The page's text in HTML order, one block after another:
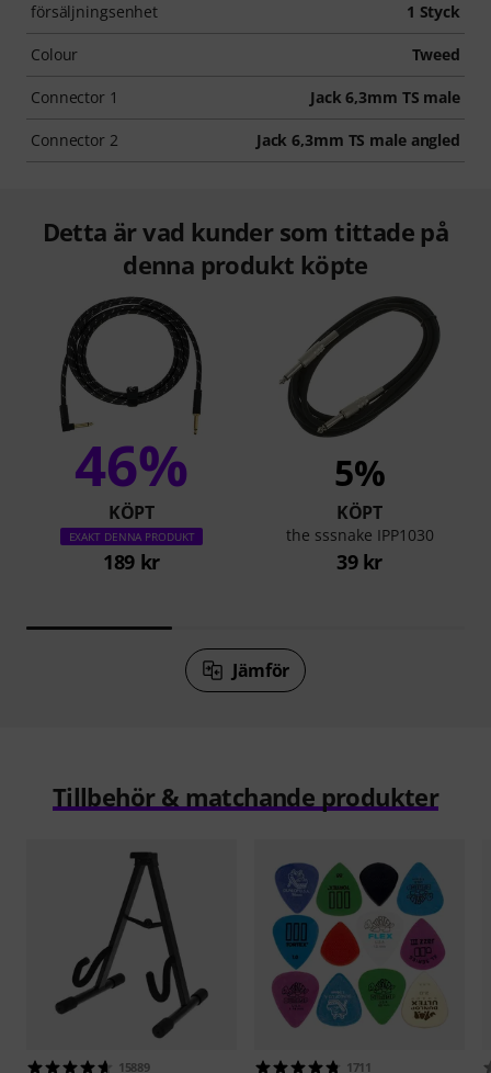
försäljningsenhet 1 Styck
Colour Tweed
Connector 1 Jack 6,3mm TS male
Connector 2 Jack 6,3mm TS male angled
Detta är vad kunder som tittade på
denna produkt köpte
46%
KÖPT
EXAKT DENNA PRODUKT
189 kr
5%
KÖPT
the sssnake IPP1030
39 kr
Jämför
Tillbehör & matchande produkter
15889 1711